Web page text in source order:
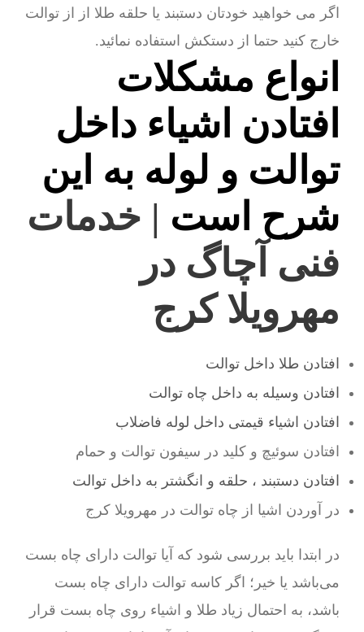
اگر می خواهید خودتان دستبند یا حلقه طلا از از توالت
خارج کنید حتما از دستکش استفاده نمائید.
انواع مشکلات
افتادن اشیاء داخل
توالت و لوله به این
شرح است | خدمات
فنی آچاگ در
مهرویلا کرج
افتادن طلا داخل توالت
افتادن وسیله به داخل چاه توالت
افتادن اشیاء قیمتی داخل لوله فاضلاب
افتادن سوئیچ و کلید در سیفون توالت و حمام
افتادن دستبند ، حلقه و انگشتر به داخل توالت
در آوردن اشیا از چاه توالت در مهرویلا کرج
در ابتدا باید بررسی شود که آیا توالت دارای چاه بست
می‌باشد یا خیر؛ اگر کاسه توالت دارای چاه بست
باشد، به احتمال زیاد طلا و اشیاء روی چاه بست قرار